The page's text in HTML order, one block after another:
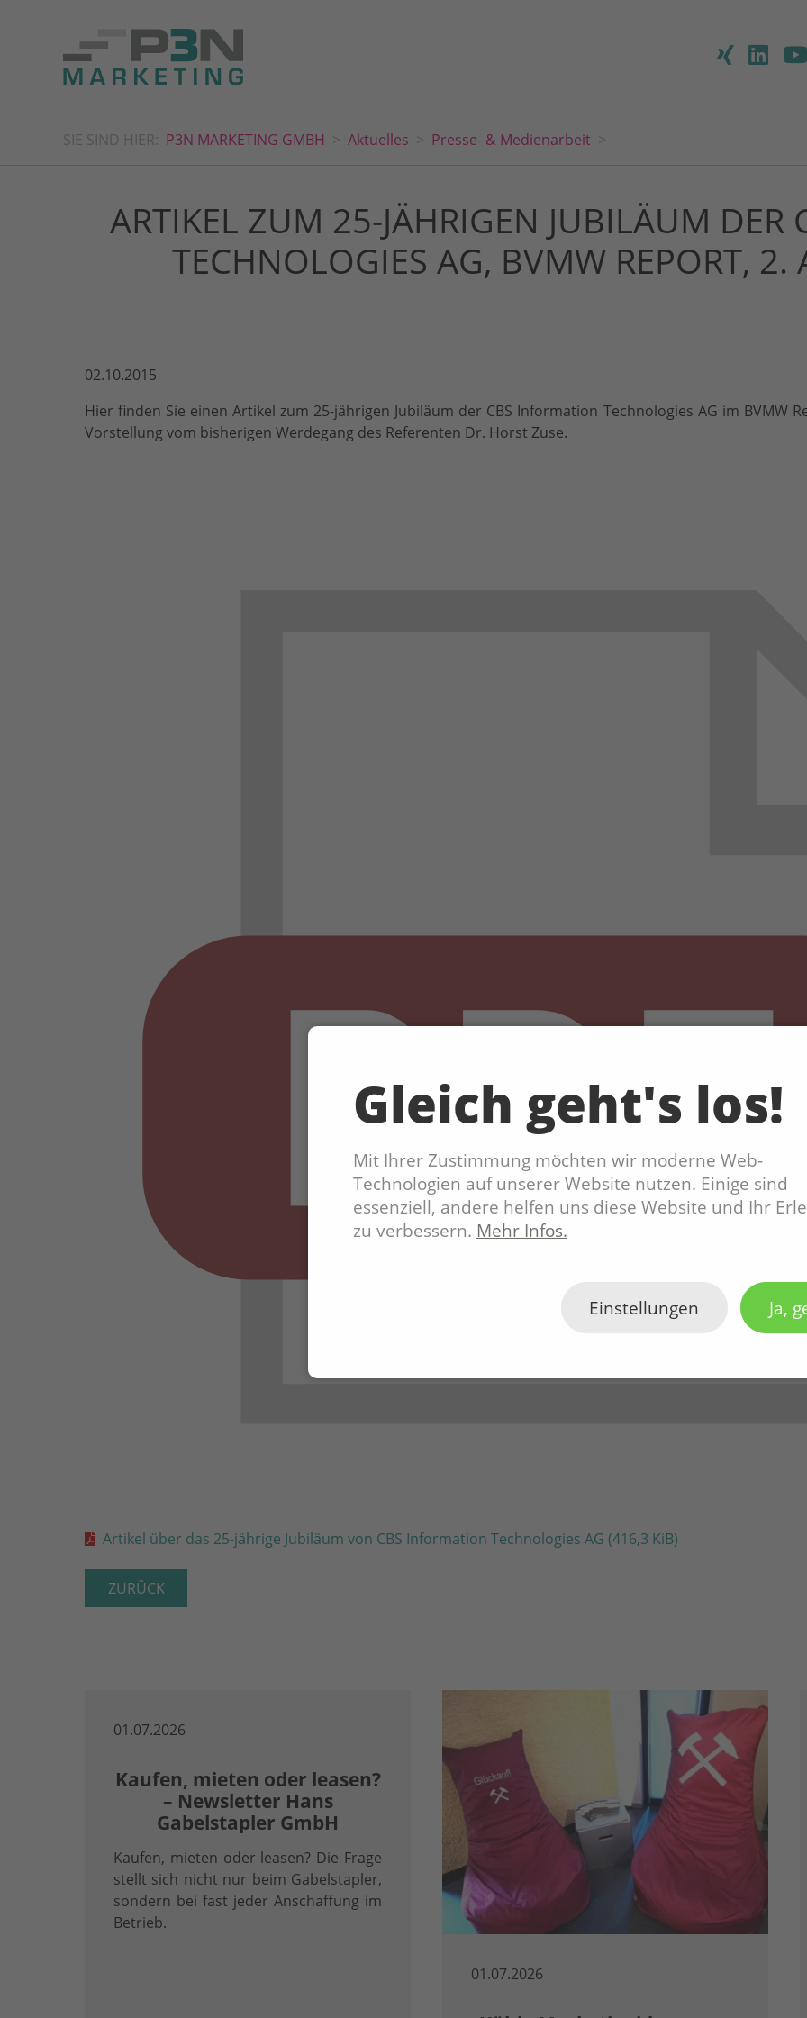
SIE SIND HIER: P3N MARKETING GMBH Aktuelles Presse- & Medienarbeit
ARTIKEL ZUM 25-JÄHRIGEN JUBILÄUM DER
TECHNOLOGIES AG, BVMW REPORT,
02.10.2015
Hier finden Sie einen Artikel zum 25-jährigen Jubiläum der CBS Information Technologies AG im BVMW
Vorstellung vom bisherigen Werdegang des Referenten Dr. Horst Zuse.
Artikel über das 25-jährige Jubiläum von CBS Information Technologies AG(416,3 KiB)
ZURÜCK
01.07.2026
Kaufen, mieten oder leasen?
– Newsletter Hans
Gabelstapler GmbH
Kaufen, mieten oder leasen? Die Frage
stellt sich nicht nur beim Gabelstapler,
sondern bei fast jeder Anschaffung im
Betrieb.
01.07.2026
Gleich geht's los!
Mit Ihrer Zustimmung möchten wir moderne Web-
Technologien auf unserer Website nutzen. Einige sind
essenziell, andere helfen uns diese Website und Ihr
zu verbessern. Mehr Infos.
Einstellungen Ja,